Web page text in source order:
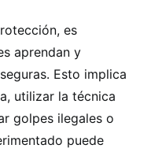
es
aprendan y
Esto implica
utilizar la técnica
golpes ilegales o
puede